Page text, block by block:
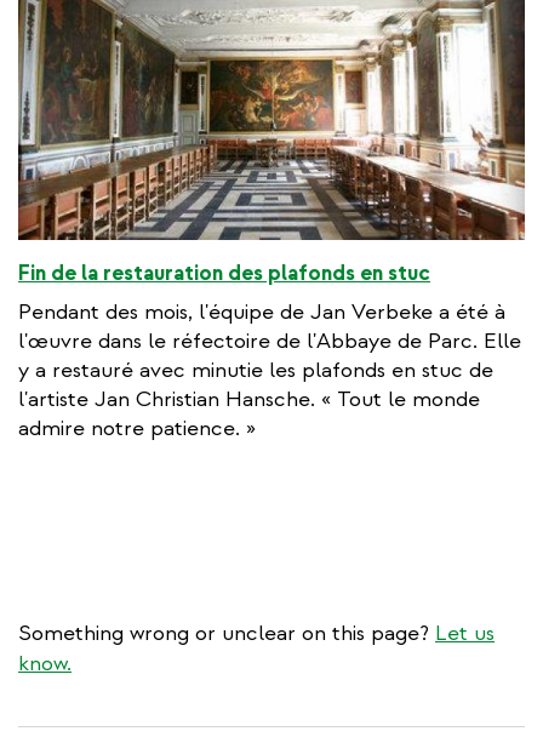
Fin de la restauration des plafonds en stuc
Pendant des mois, l'équipe de Jan Verbeke a été à
l'œuvre dans le réfectoire de l'Abbaye de Parc. Elle
y a restauré avec minutie les plafonds en stuc de
l'artiste Jan Christian Hansche. « Tout le monde
admire notre patience. »
Something wrong or unclear on this page? Let us
know.